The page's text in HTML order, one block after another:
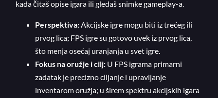
kada čitaš opise igara ili gledaš snimke gameplay-a.
Perspektiva:Akcijske igre mogu biti iz trećeg ili
prvog lica; FPS igre su gotovo uvek iz prvog lica,
što menja osećaj uranjanja u svet igre.
Fokus na oružje i cilj: U FPS igrama primarni
zadatak je precizno ciljanje i upravljanje
inventarom oružja; u širem spektru akcijskih igara